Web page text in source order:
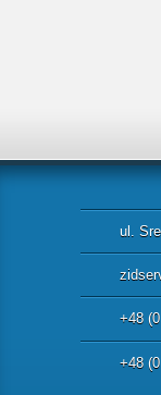
ul.
+48
+48